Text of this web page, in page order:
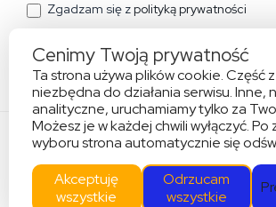
Zgadzam się zpolityką prywatności
© 2025 G&J Z Miłości Do
Polityka prywatności
Realizacja -www.allincontent.pl
Cenimy Twoją prywatność
Ta strona używa plików cookie. Część
niezbędna do działania serwisu. Inne,
analityczne, uruchamiamy tylko za
Możesz je w każdej chwili wyłączyć. Po
wyboru strona automatycznie się
Akceptuję
wszystkie
Odrzucam
wszystkie